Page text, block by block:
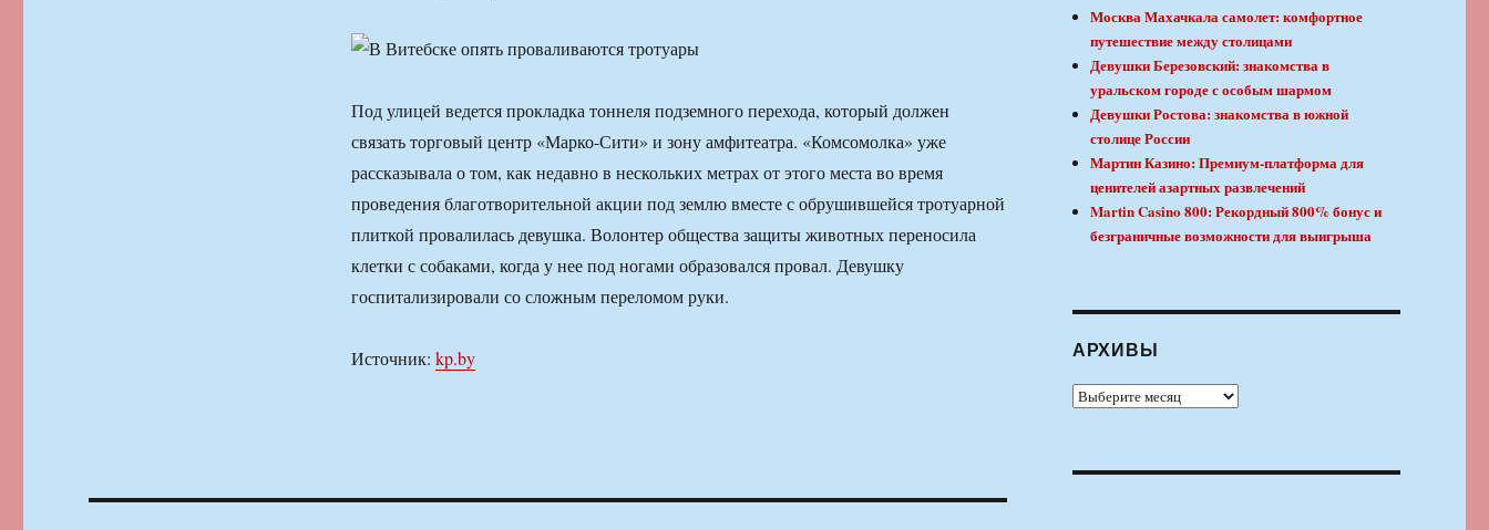
Под улицей ведется прокладка тоннеля подземного перехода, который должен
связать торговый центр «Марко-Сити» и зону амфитеатра. «Комсомолка» уже
рассказывала о том, как недавно в нескольких метрах от этого места во время
проведения благотворительной акции под землю вместе с обрушившейся тротуарной
плиткой провалилась девушка. Волонтер общества защиты животных переносила
клетки с собаками, когда у нее под ногами образовался провал. Девушку
госпитализировали со сложным переломом руки.
Источник: kp.by
Москва Махачкала самолет: комфортное
путешествие между столицами
Девушки Березовский: знакомства в
уральском городе с особым шармом
Девушки Ростова: знакомства в южной
столице России
Мартин Казино: Премиум-платформа для
ценителей азартных развлечений
Martin Casino 800: Рекордный 800% бонус и
безграничные возможности для выигрыша
АРХИВЫ
Архивы